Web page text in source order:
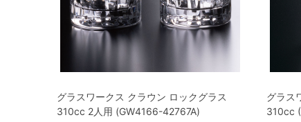
グラスワークス クラウン ロックグラス
310cc 2人用 (GW4166-42767A)
グラス
310cc